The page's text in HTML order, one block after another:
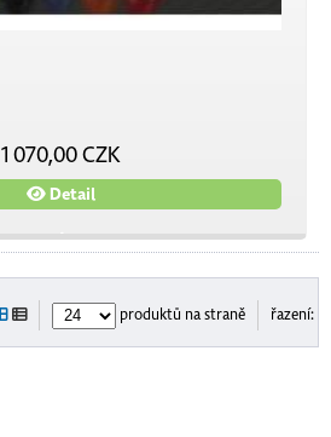
1 070,00 CZK
Detail
produktů na straně řazení: